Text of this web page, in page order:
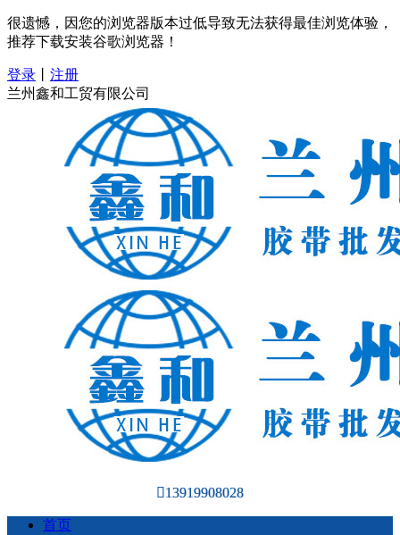
很遗憾，因您的浏览器版本过低导致无法获得最佳浏览体验，
推荐下载安装谷歌浏览器！
登录
注册
兰州鑫和工贸有限公司
13919908028
首页